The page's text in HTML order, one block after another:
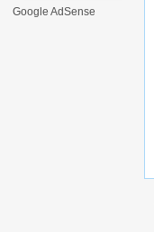
Google AdSense